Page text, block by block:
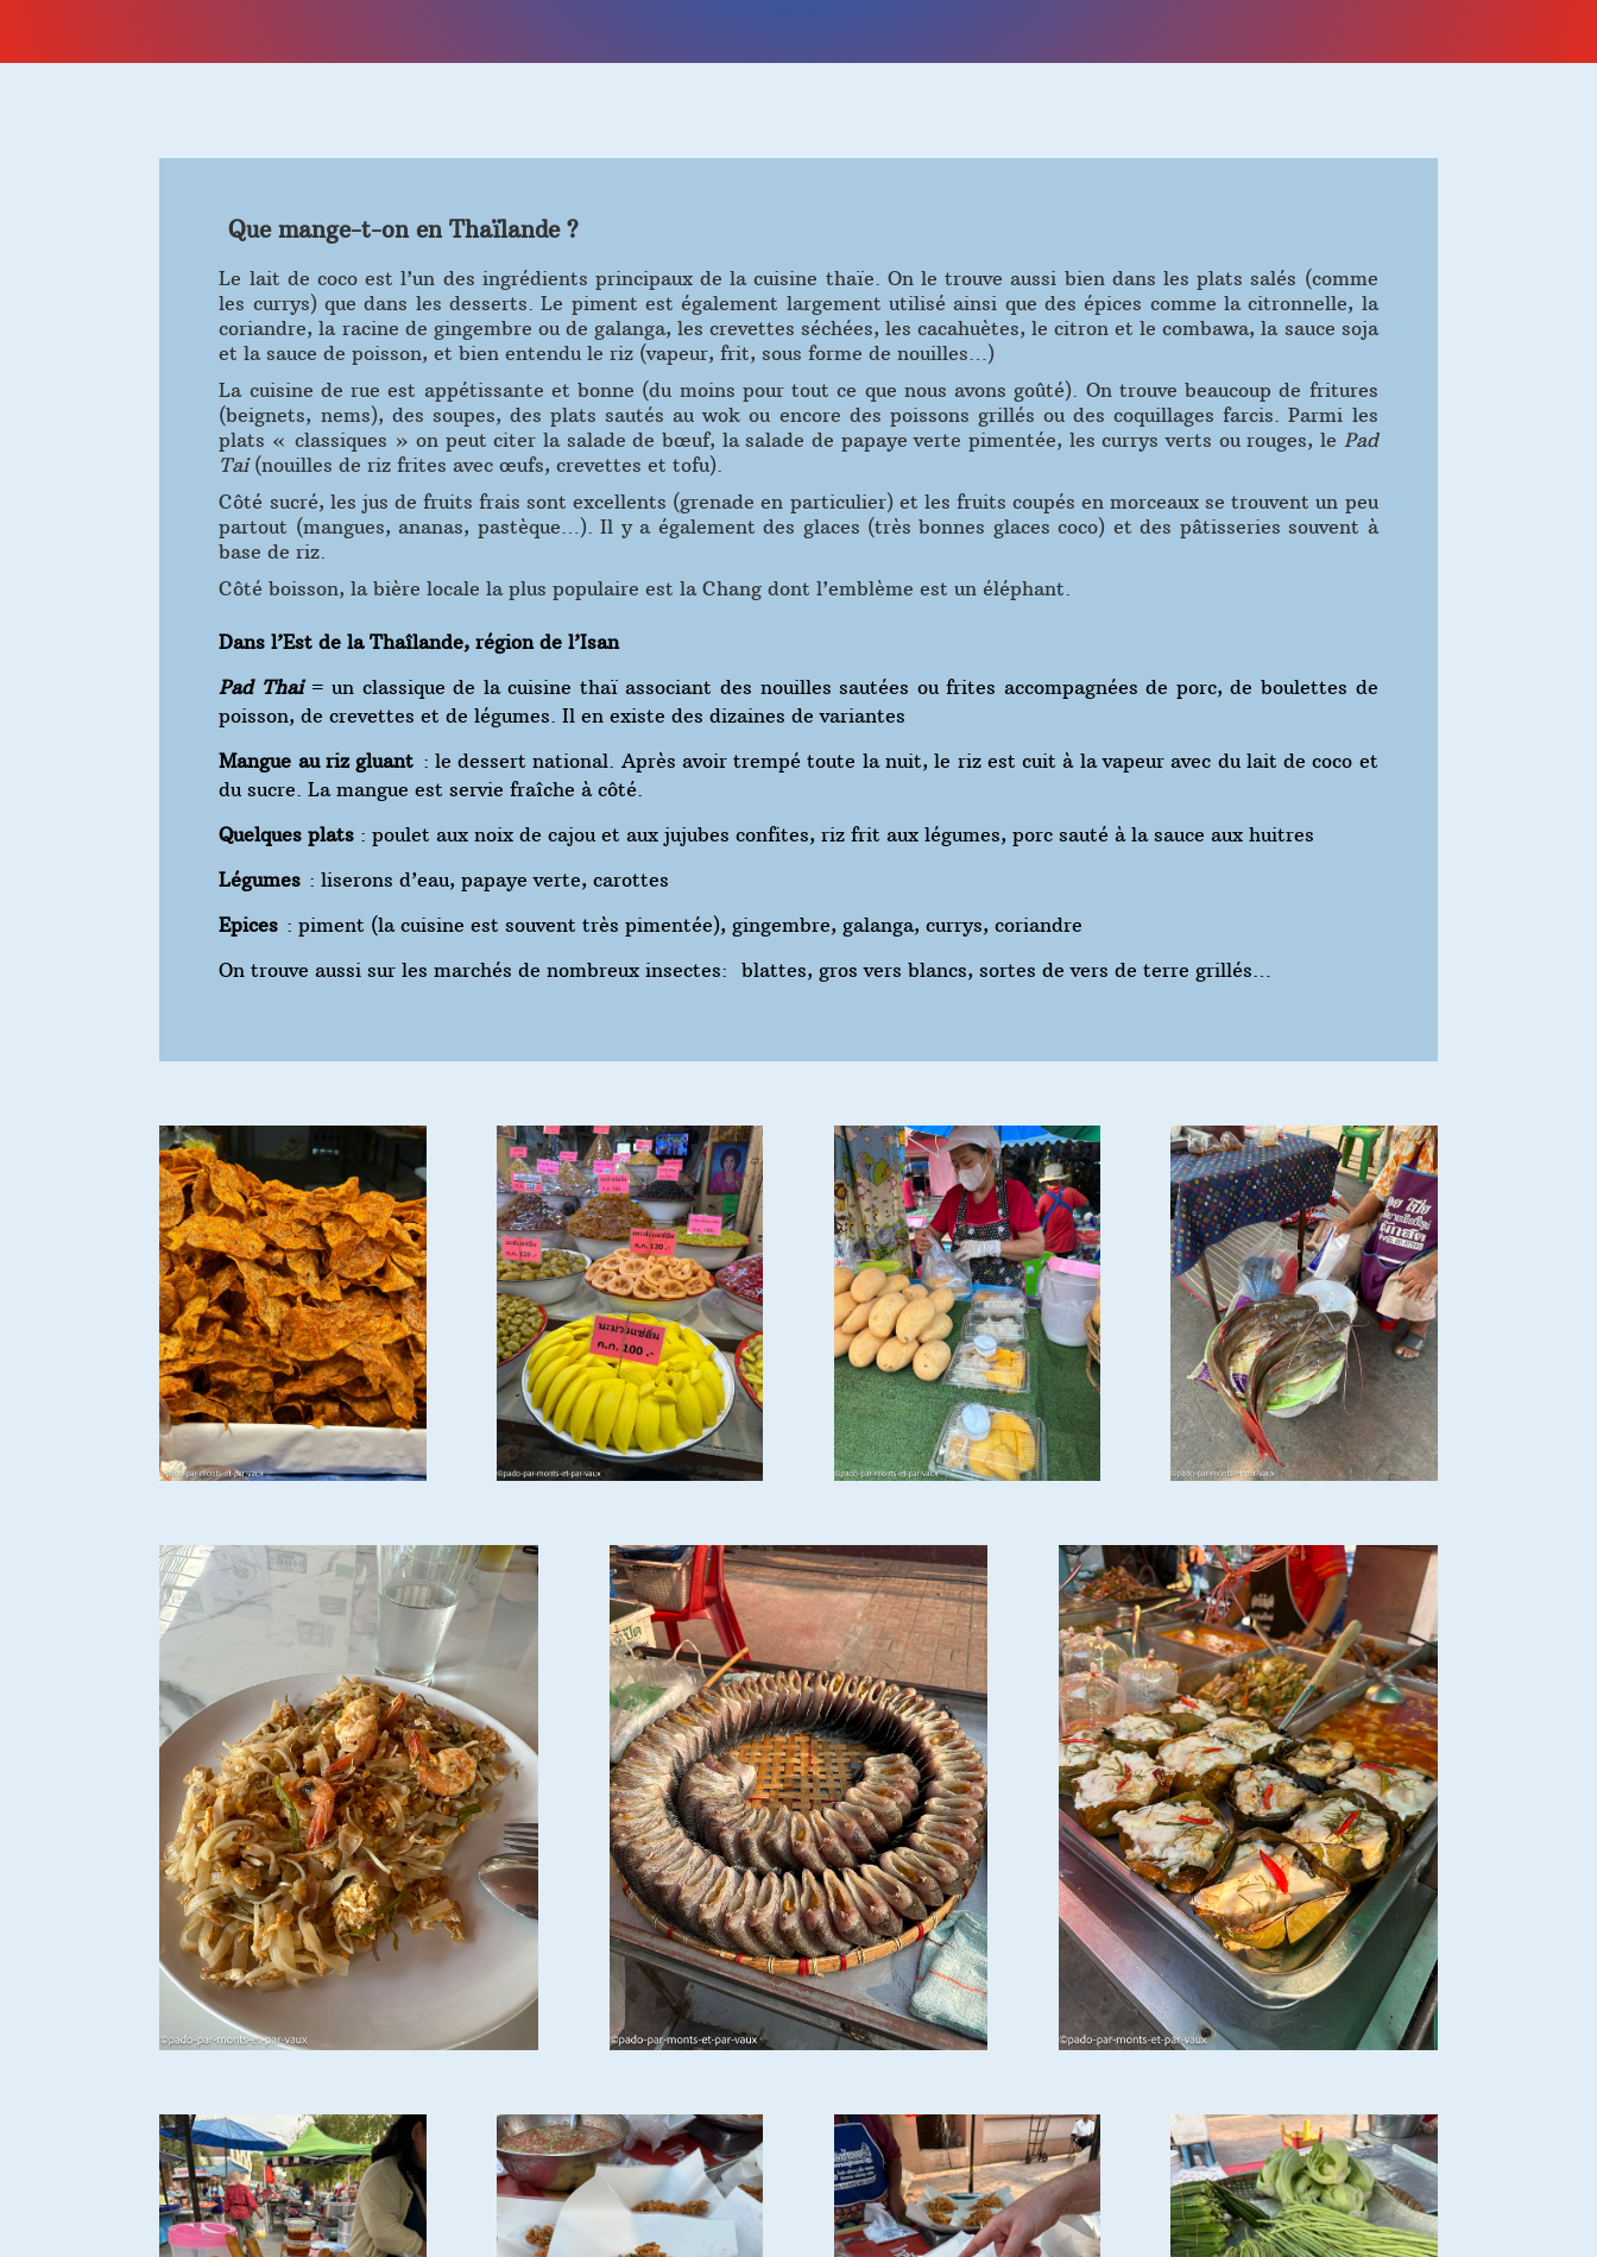
Que mange-t-on en Thaïlande ?
Le lait de coco est l’un des ingrédients principaux de la cuisine thaïe. On le trouve aussi bien dans les plats salés (comme
les currys) que dans les desserts. Le piment est également largement utilisé ainsi que des épices comme la citronnelle, la
coriandre, la racine de gingembre ou de galanga, les crevettes séchées, les cacahuètes, le citron et le combawa, la sauce soja
et la sauce de poisson, et bien entendu le riz (vapeur, frit, sous forme de nouilles…)
La cuisine de rue est appétissante et bonne (du moins pour tout ce que nous avons goûté). On trouve beaucoup de fritures
(beignets, nems), des soupes, des plats sautés au wok ou encore des poissons grillés ou des coquillages farcis. Parmi les
plats « classiques » on peut citer la salade de bœuf, la salade de papaye verte pimentée, les currys verts ou rouges, le Pad
Tai(nouilles de riz frites avec œufs, crevettes et tofu).
Côté sucré, les jus de fruits frais sont excellents (grenade en particulier) et les fruits coupés en morceaux se trouvent un peu
partout (mangues, ananas, pastèque…). Il y a également des glaces (très bonnes glaces coco) et des pâtisseries souvent à
base de riz.
Côté boisson, la bière locale la plus populaire est la Chang dont l’emblème est un éléphant.
Dans l’Est de la Thaîlande, région de l’Isan
Pad Thai= un classique de la cuisine thaï associant des nouilles sautées ou frites accompagnées de porc, de boulettes de
poisson, de crevettes et de légumes. Il en existe des dizaines de variantes
Mangue au riz gluant : le dessert national. Après avoir trempé toute la nuit, le riz est cuit à la vapeur avec du lait de coco et
du sucre. La mangue est servie fraîche à côté.
Quelques plats : poulet aux noix de cajou et aux jujubes confites, riz frit aux légumes, porc sauté à la sauce aux huitres
Légumes : liserons d’eau, papaye verte, carottes
Epices : piment (la cuisine est souvent très pimentée), gingembre, galanga, currys, coriandre
On trouve aussi sur les marchés de nombreux insectes: blattes, gros vers blancs, sortes de vers de terre grillés…